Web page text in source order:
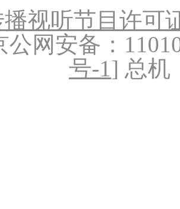
播视听节目许可
公网安备：
号-1] 总机